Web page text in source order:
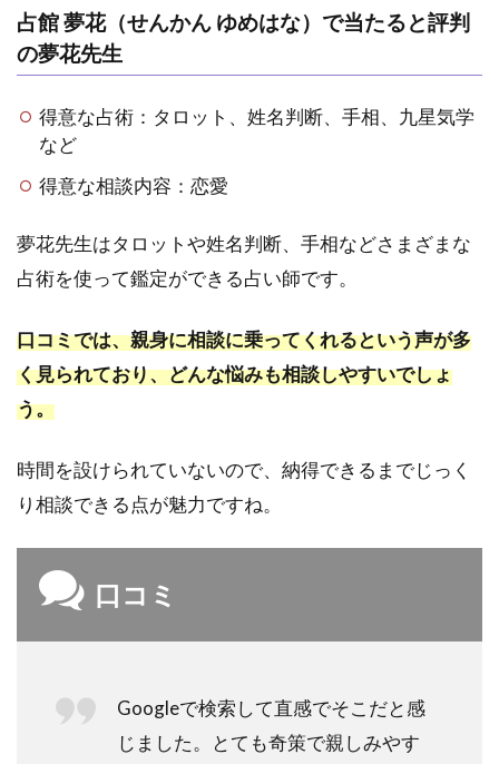
占館 夢花（せんかん ゆめはな）で当たると評判
の夢花先生
得意な占術：タロット、姓名判断、手相、九星気学
など
得意な相談内容：恋愛
夢花先生はタロットや姓名判断、手相などさまざまな
占術を使って鑑定ができる占い師です。
口コミでは、親身に相談に乗ってくれるという声が多
く見られており、どんな悩みも相談しやすいでしょ
う。
時間を設けられていないので、納得できるまでじっく
り相談できる点が魅力ですね。
口コミ
Googleで検索して直感でそこだと感
じました。とても奇策で親しみやす